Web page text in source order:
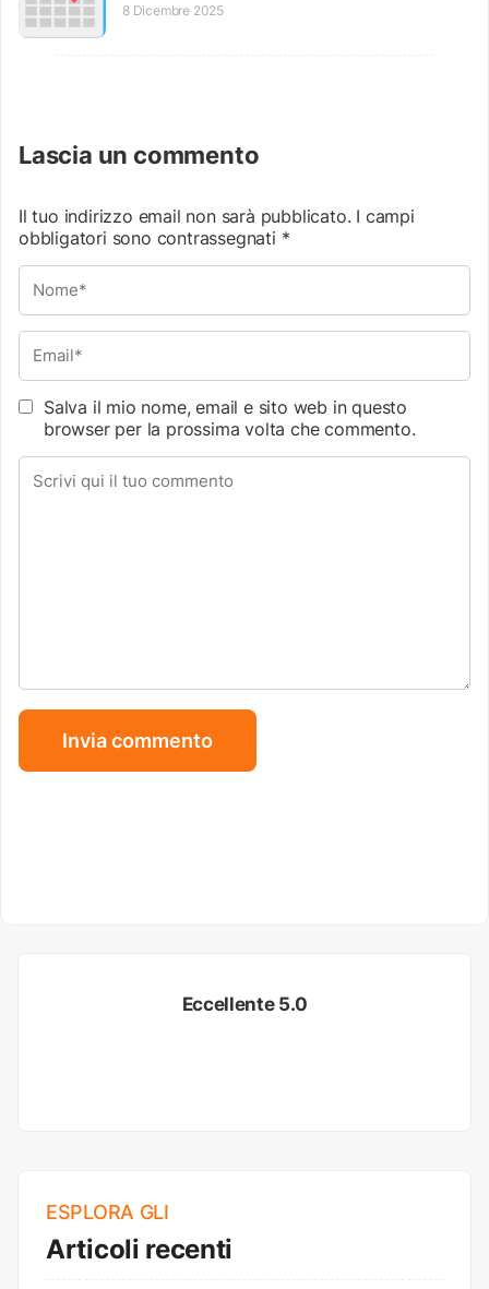
8 Dicembre 2025
Lascia un commento
Il tuo indirizzo email non sarà pubblicato. I campi
obbligatori sono contrassegnati *
Salva il mio nome, email e sito web in questo
browser per la prossima volta che commento.
Eccellente 5.0
ESPLORA GLI
Articoli recenti